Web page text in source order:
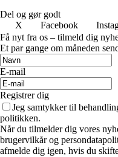
Del og gør godt
X
Facebook
Få nyt fra os – tilmeld dig
Et par gange om måneden
E-mail
Registrer dig
Jeg samtykker til
politikken.
Når du tilmelder dig vores
brugervilkår og
afmelde dig igen, hvis du